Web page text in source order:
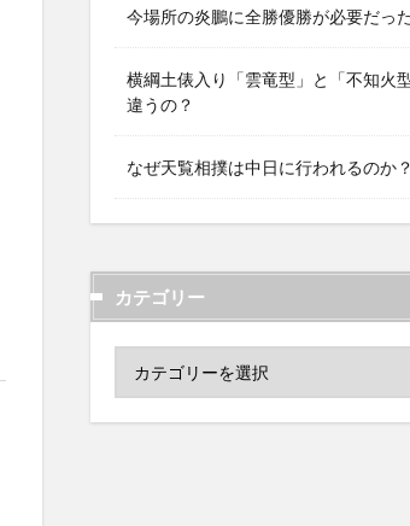
今場所の炎鵬に全勝優勝が必要だっ
横綱土俵入り「雲竜型」と「不知火
違うの？
なぜ天覧相撲は中日に行われるのか？
カテゴリー